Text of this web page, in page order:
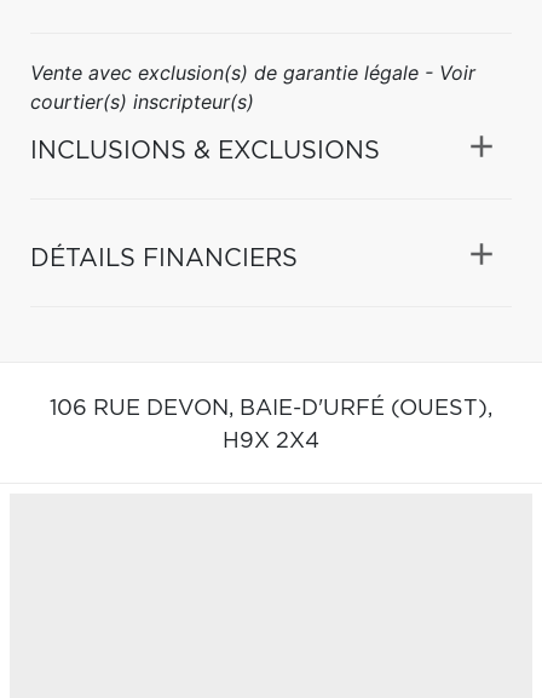
Vente avec exclusion(s) de garantie légale - Voir
courtier(s) inscripteur(s)
INCLUSIONS & EXCLUSIONS
DÉTAILS FINANCIERS
106 RUE DEVON, BAIE-D'URFÉ (OUEST),
H9X 2X4